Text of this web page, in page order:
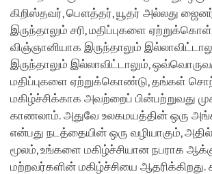
கிறிஸ்தவர், பௌத்தர், யூதர் அல்லது
இருந்தாலும் சரி, மதிப்புகளை
விஞ்ஞானியாக இருந்தாலும்
இருந்தாலும் இல்லாவிட்டாலும்,
மதிப்புகளை ஏற்றுக்கொண்டு, தங்கள்
மகிழ்ச்சிக்காக அவற்றைப் பின்பற்றுவது
காணலாம். அதுவே உலகமயத்தின் ஒரு
என்பது நடத்தையின் ஒரு வழியாகும்,
மூலம், உங்களை மகிழ்ச்சியான நபராக
மற்றவர்களின் மகிழ்ச்சியை ஆதரிக்கிறது.